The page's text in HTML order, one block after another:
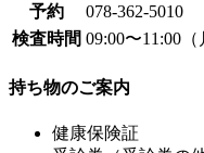
予約
078-362-5010
検査時間 09:00〜11:00
持ち物のご案内
健康保険証